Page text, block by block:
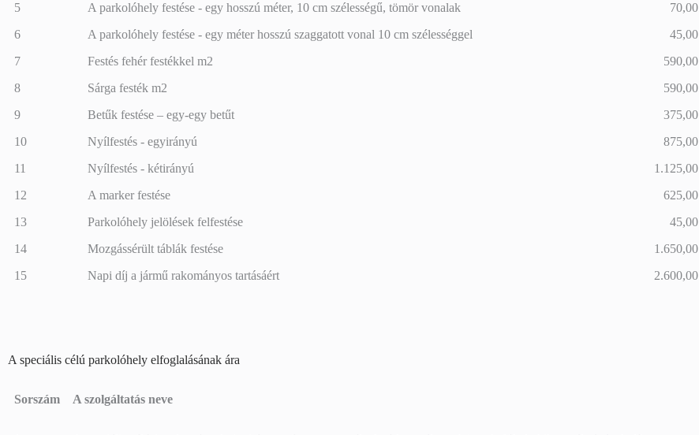
5
A parkolóhely festése - egy hosszú méter, 10 cm szélességű, tömör vonalak 70,00
6
A parkolóhely festése - egy méter hosszú szaggatott vonal 10 cm szélességgel 45,00
7
Festés fehér festékkel m2 590,00
8
Sárga festék m2 590,00
9
Betűk festése – egy-egy betűt 375,00
10
Nyílfestés - egyirányú 875,00
11
Nyílfestés - kétirányú 1.125,00
12
A marker festése 625,00
13
Parkolóhely jelölések felfestése 45,00
14
Mozgássérült táblák festése 1.650,00
15
Napi díj a jármű rakományos tartásáért 2.600,00
A speciális célú parkolóhely elfoglalásának ára
Sorszám A szolgáltatás neve